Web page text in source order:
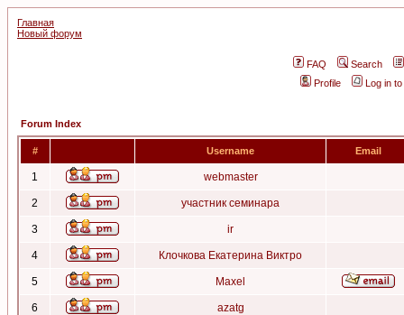
Главная
Новый форум
FAQ
Search
Profile
Log in
Forum Index
# Username Email
1 webmaster
2 участник семинара
3 ir
4 Клочкова Екатерина Виктро
5 Maxel
6 azatg